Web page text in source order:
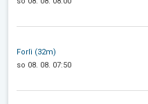
Forlì (32m)
so 08. 08. 07:50